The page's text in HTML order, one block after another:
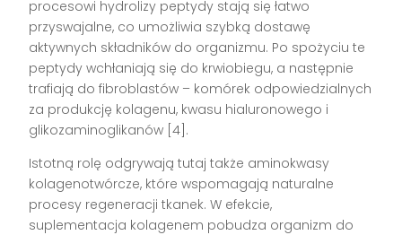
procesowi hydrolizy peptydy stają się łatwo
przyswajalne, co umożliwia szybką dostawę
aktywnych składników do organizmu. Po spożyciu te
peptydy wchłaniają się do krwiobiegu, a następnie
trafiają do fibroblastów – komórek odpowiedzialnych
za produkcję kolagenu, kwasu hialuronowego i
glikozaminoglikanów [4].
Istotną rolę odgrywają tutaj także aminokwasy
kolagenotwórcze, które wspomagają naturalne
procesy regeneracji tkanek. W efekcie,
suplementacja kolagenem pobudza organizm do